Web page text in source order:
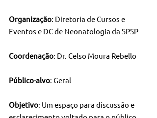
Organização: Diretoria de Cursos e
Eventos e DC de Neonatologia da SPSP
Coordenação: Dr. Celso Moura Rebello
Público-alvo: Geral
Objetivo: Um espaço para discussão e